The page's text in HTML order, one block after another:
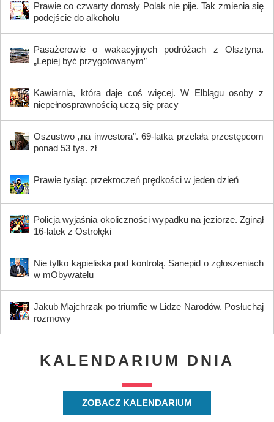
Prawie co czwarty dorosły Polak nie pije. Tak zmienia się
podejście do alkoholu
Pasażerowie o wakacyjnych podróżach z Olsztyna.
„Lepiej być przygotowanym”
Kawiarnia, która daje coś więcej. W Elblągu osoby z
niepełnosprawnością uczą się pracy
Oszustwo „na inwestora”. 69-latka przelała przestępcom
ponad 53 tys. zł
Prawie tysiąc przekroczeń prędkości w jeden dzień
Policja wyjaśnia okoliczności wypadku na jeziorze. Zginął
16-latek z Ostrołęki
Nie tylko kąpieliska pod kontrolą. Sanepid o zgłoszeniach
w mObywatelu
Jakub Majchrzak po triumfie w Lidze Narodów. Posłuchaj
rozmowy
KALENDARIUM DNIA
ZOBACZ KALENDARIUM